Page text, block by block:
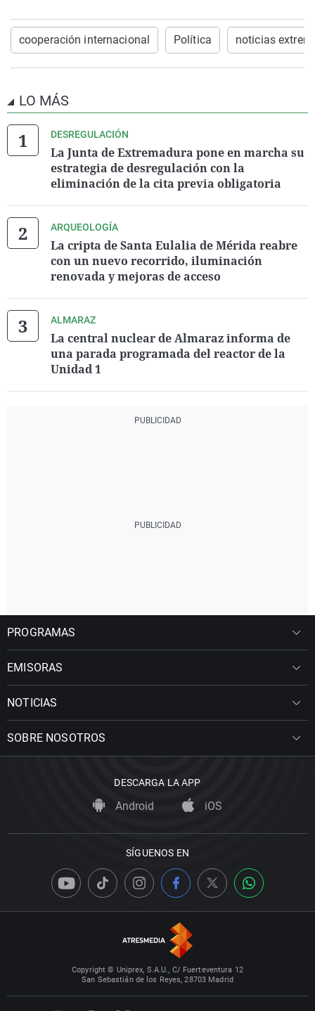
cooperación internacional Política noticias
LO MÁS
DESREGULACIÓN
La Junta de Extremadura pone en marcha su
estrategia de desregulación con la
eliminación de la cita previa obligatoria
ARQUEOLOGÍA
La cripta de Santa Eulalia de Mérida reabre
con un nuevo recorrido, iluminación
renovada y mejoras de acceso
ALMARAZ
La central nuclear de Almaraz informa de
una parada programada del reactor de la
Unidad 1
PROGRAMAS
EMISORAS
NOTICIAS
SOBRE NOSOTROS
DESCARGA LA APP
Android iOS
SÍGUENOS EN
Copyright © Uniprex, S.A.U., C/ Fuerteventura 12
San Sebastián de los Reyes, 28703 Madrid